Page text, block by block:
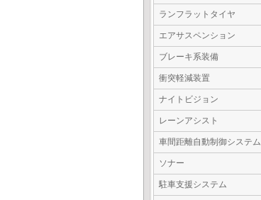
ランフラットタイヤ
エアサスペンション
ブレーキ系装備
衝突軽減装置
ナイトビジョン
レーンアシスト
車間距離自動制御システム
ソナー
駐車支援システム